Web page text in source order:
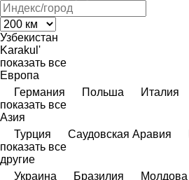
Узбекистан
Karakul'
показать все
Европа
Германия
Польша Италия
показать все
Азия
Турция
Саудовская Аравия
показать все
другие
Украина
Бразилия
Молдова